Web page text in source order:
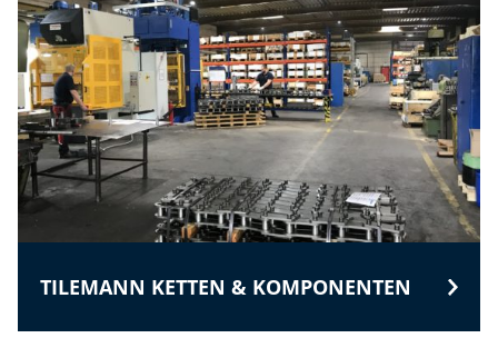
TILEMANN KETTEN & KOMPONENTEN